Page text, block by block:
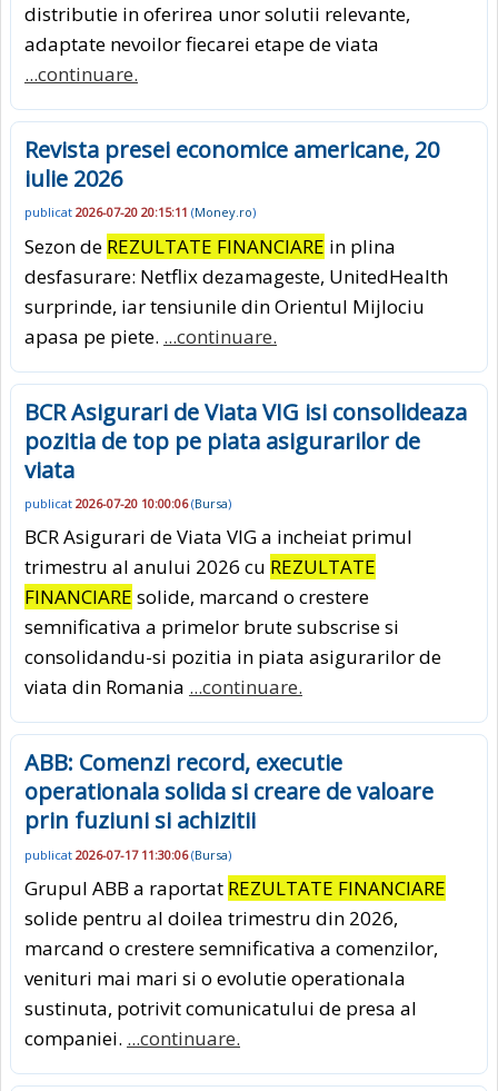
distributie in oferirea unor solutii relevante,
adaptate nevoilor fiecarei etape de viata
...continuare.
Revista presei economice americane, 20
iulie 2026
publicat 2026-07-20 20:15:11 (Money.ro)
Sezon de REZULTATE FINANCIARE in plina
desfasurare: Netflix dezamageste, UnitedHealth
surprinde, iar tensiunile din Orientul Mijlociu
apasa pe piete. ...continuare.
BCR Asigurari de Viata VIG isi consolideaza
pozitia de top pe piata asigurarilor de
viata
publicat 2026-07-20 10:00:06(Bursa)
BCR Asigurari de Viata VIG a incheiat primul
trimestru al anului 2026 cu REZULTATE
FINANCIARE solide, marcand o crestere
semnificativa a primelor brute subscrise si
consolidandu-si pozitia in piata asigurarilor de
viata din Romania ...continuare.
ABB: Comenzi record, executie
operationala solida si creare de valoare
prin fuziuni si achizitii
publicat 2026-07-17 11:30:06(Bursa)
Grupul ABB a raportat REZULTATE FINANCIARE
solide pentru al doilea trimestru din 2026,
marcand o crestere semnificativa a comenzilor,
venituri mai mari si o evolutie operationala
sustinuta, potrivit comunicatului de presa al
companiei. ...continuare.